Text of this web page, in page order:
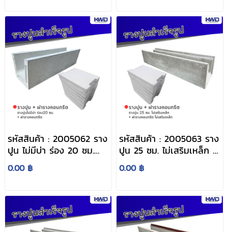
รหัสสินค้า : 2005062 ราง
ปูน ไม่มีบ่า ร่อง 20 ซม.
ยาว 1 เมตร + ฝาราง
คอนกรีต
0.00 ฿
รหัสสินค้า : 2005063 ราง
ปูน 25 ซม. ไม่เสริมเหล็ก +
ฝารางคอนกรีต ไม่เสริม
เหล็ก
0.00 ฿